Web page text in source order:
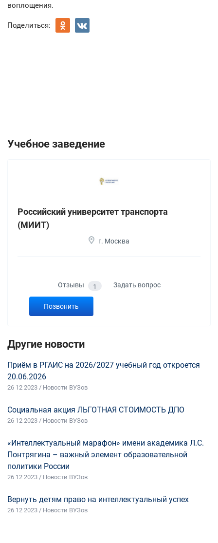
воплощения.
Поделиться:
Учебное заведение
Российский университет транспорта
(МИИТ)
г. Москва
Отзывы 1 Задать вопрос
Позвонить
Другие новости
Приём в РГАИС на 2026/2027 учебный год откроется
20.06.2026
26 12 2023 / Новости ВУЗов
Социальная акция ЛЬГОТНАЯ СТОИМОСТЬ ДПО
26 12 2023 / Новости ВУЗов
«Интеллектуальный марафон» имени академика Л.С.
Понтрягина – важный элемент образовательной
политики России
26 12 2023 / Новости ВУЗов
Вернуть детям право на интеллектуальный успех
26 12 2023 / Новости ВУЗов